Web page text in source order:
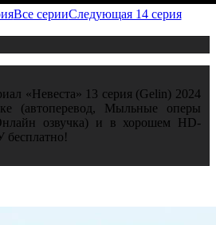
Все серииСледующая 14 серия
«Невеста» 13 серия (Gelin) 2024
(автоперевод, Мыльные оперы
озвучка) и в хорошем HD-
бесплатно!